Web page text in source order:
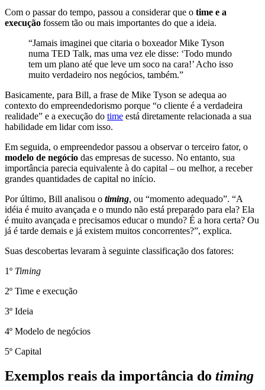
Com o passar do tempo, passou a considerar que o time e a
execução fossem tão ou mais importantes do que a ideia.
“Jamais imaginei que citaria o boxeador Mike Tyson
numa TED Talk, mas uma vez ele disse: ‘Todo mundo
tem um plano até que leve um soco na cara!’ Acho isso
muito verdadeiro nos negócios, também.”
Basicamente, para Bill, a frase de Mike Tyson se adequa ao
contexto do empreendedorismo porque “o cliente é a verdadeira
realidade” e a execução do time está diretamente relacionada a sua
habilidade em lidar com isso.
Em seguida, o empreendedor passou a observar o terceiro fator, o
modelo de negócio das empresas de sucesso. No entanto, sua
importância parecia equivalente à do capital – ou melhor, a receber
grandes quantidades de capital no início.
Por último, Bill analisou o timing, ou “momento adequado”. “A
idéia é muito avançada e o mundo não está preparado para ela? Ela
é muito avançada e precisamos educar o mundo? É a hora certa? Ou
já é tarde demais e já existem muitos concorrentes?”, explica.
Suas descobertas levaram à seguinte classificação dos fatores:
1º Timing
2º Time e execução
3º Ideia
4º Modelo de negócios
5º Capital
Exemplos reais da importância do timing